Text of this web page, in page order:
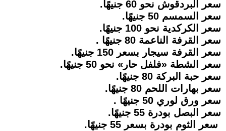
سعر البردقوش نحو 60 جنيهًا.
سعر السمسم 50 جنيهًا.
سعر الكركدية نحو 100 جنيهًا.
سعر القرفة الناعمة 80 جنيهًا .
سعر القرفة سيجار بسعر 150 جنيهًا.
سعر الشطة «فلفل حار» نحو 50 جنيهًا.
سعر حبة البركة 80 جنيهًا.
سعر بهارات اللحم 80 جنيهًا.
سعر ورق لوري 50 جنيهًا .
سعر البصل بودرة 55 جنيهًا.
سعر الثوم بودرة بسعر 55 جنيهًا.